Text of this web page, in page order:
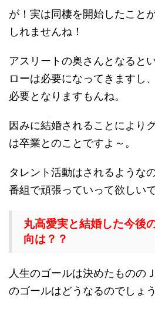
が！実は同棲を開始したこと
しれませんね！
アスリートの奥さんとなると
ローは必要になってきますし
必要となりますもんね。
因みに結婚されることにより
は卒業とのことですよ～。
タレント活動はされるような
番組で頑張っていって欲しい
丸高愛実と結婚した今後
向は？？
人生のゴールは決めたものの
のゴールはどうなるのでしょう